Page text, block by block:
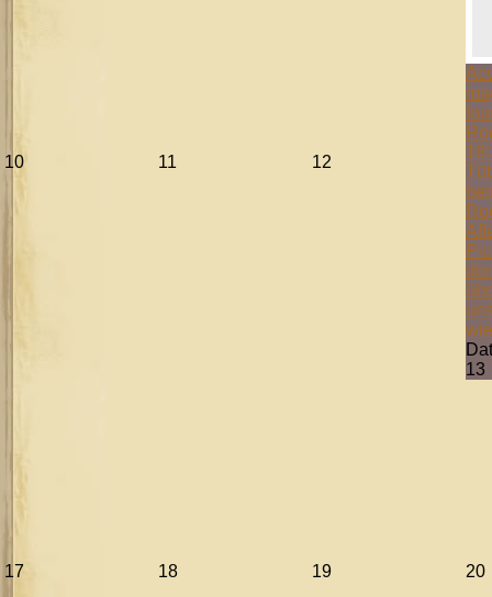
10 11 12
13
17 18 19 20